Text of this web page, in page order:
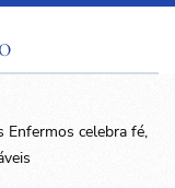
Enfermos celebra fé,